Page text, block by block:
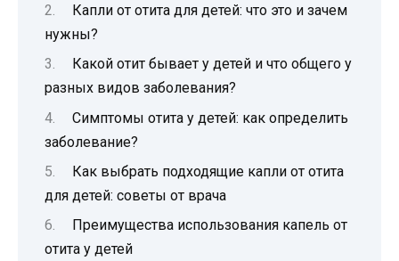
Капли от отита для детей: что это и зачем
нужны?
Какой отит бывает у детей и что общего у
разных видов заболевания?
Симптомы отита у детей: как определить
заболевание?
Как выбрать подходящие капли от отита
для детей: советы от врача
Преимущества использования капель от
отита у детей